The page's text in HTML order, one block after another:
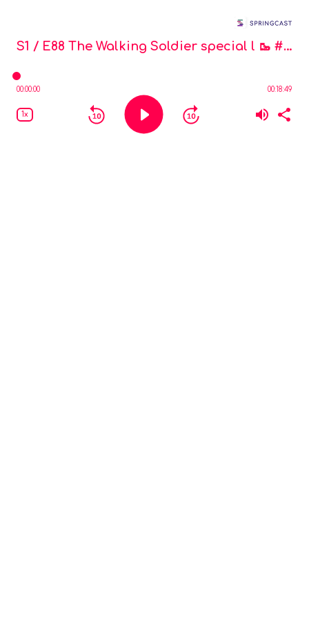
S1 / E88 The Walking Soldier special l 🥾 #09 op de Grebbeberg met NiMH-krijgshistoricus Jaus Muller
00:00:00 00:18:49
1x